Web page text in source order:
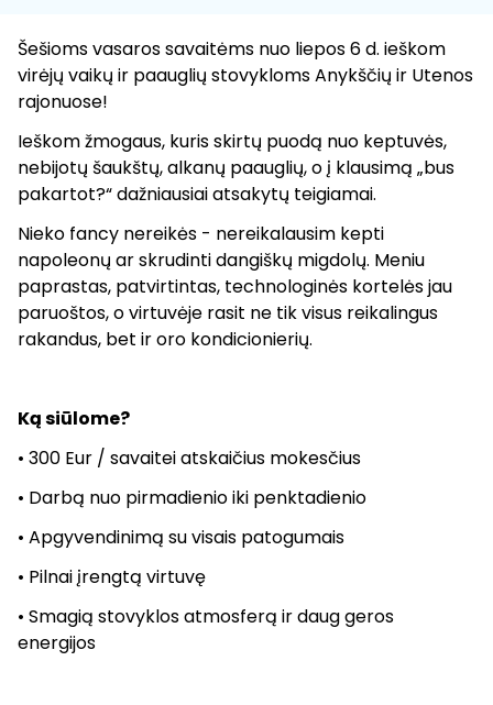
Šešioms vasaros savaitėms nuo liepos 6 d. ieškom
virėjų vaikų ir paauglių stovykloms Anykščių ir Utenos
rajonuose!
Ieškom žmogaus, kuris skirtų puodą nuo keptuvės,
nebijotų šaukštų, alkanų paauglių, o į klausimą „bus
pakartot?“ dažniausiai atsakytų teigiamai.
Nieko fancy nereikės - nereikalausim kepti
napoleonų ar skrudinti dangiškų migdolų. Meniu
paprastas, patvirtintas, technologinės kortelės jau
paruoštos, o virtuvėje rasit ne tik visus reikalingus
rakandus, bet ir oro kondicionierių.
Ką siūlome?
• 300 Eur / savaitei atskaičius mokesčius
• Darbą nuo pirmadienio iki penktadienio
• Apgyvendinimą su visais patogumais
• Pilnai įrengtą virtuvę
• Smagią stovyklos atmosferą ir daug geros
energijos